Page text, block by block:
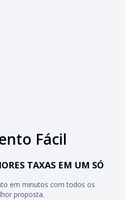
Fácil
TAXAS EM UM SÓ
em minutos com todos os
proposta.